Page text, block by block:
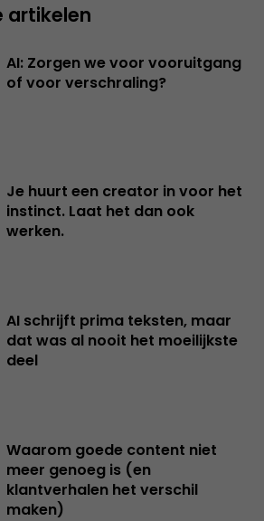
artikelen
AI: Zorgen we voor vooruitgang
of voor verschraling?
Je huurt een creator in voor het
instinct. Laat het dan ook
werken.
AI schrijft prima teksten, maar
dat was al nooit het moeilijkste
deel
Waarom goede content niet
meer genoeg is (en
klantverhalen het verschil
maken)